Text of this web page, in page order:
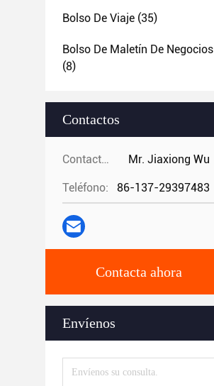
Bolso De Viaje (35)
Bolso De Maletín De Negocios
(8)
Contactos
Contactos: Mr. Jiaxiong Wu
Teléfono: 86-137-29397483
Contacta ahora
Envíenos